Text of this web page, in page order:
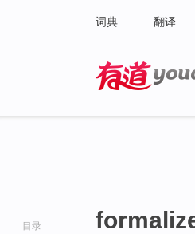
词典 翻译
目录